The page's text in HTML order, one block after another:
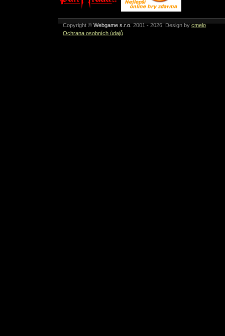
Copyright © Webgame s.r.o. 2001 - 2026. Design by cmelo
Ochrana osobních údajů